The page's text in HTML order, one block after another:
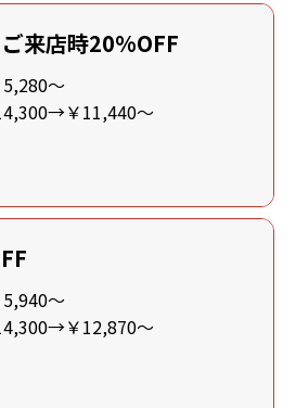
来店時20%OFF
～
￥11,440～
～
￥12,870～